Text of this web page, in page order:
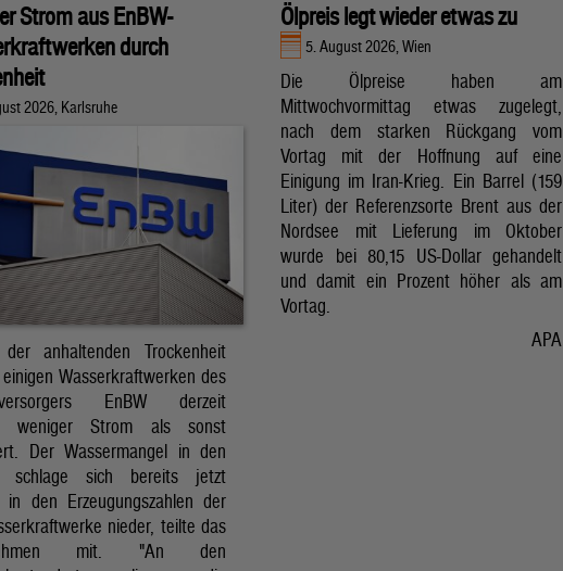
Strom aus EnBW-
durch
2026, Karlsruhe
anhaltenden Trockenheit
Wasserkraftwerken des
EnBW derzeit
weniger Strom als sonst
Der Wassermangel in den
schlage sich bereits jetzt
in den Erzeugungszahlen der
nieder, teilte das
mit. "An den
Ölpreis legt wieder etwas zu
5. August 2026, Wien
Die Ölpreise haben am
Mittwochvormittag etwas zugelegt,
nach dem starken Rückgang vom
Vortag mit der Hoffnung auf eine
Einigung im Iran-Krieg. Ein Barrel (159
Liter) der Referenzsorte Brent aus der
Nordsee mit Lieferung im Oktober
wurde bei 80,15 US-Dollar gehandelt
und damit ein Prozent höher als am
Vortag.
APA